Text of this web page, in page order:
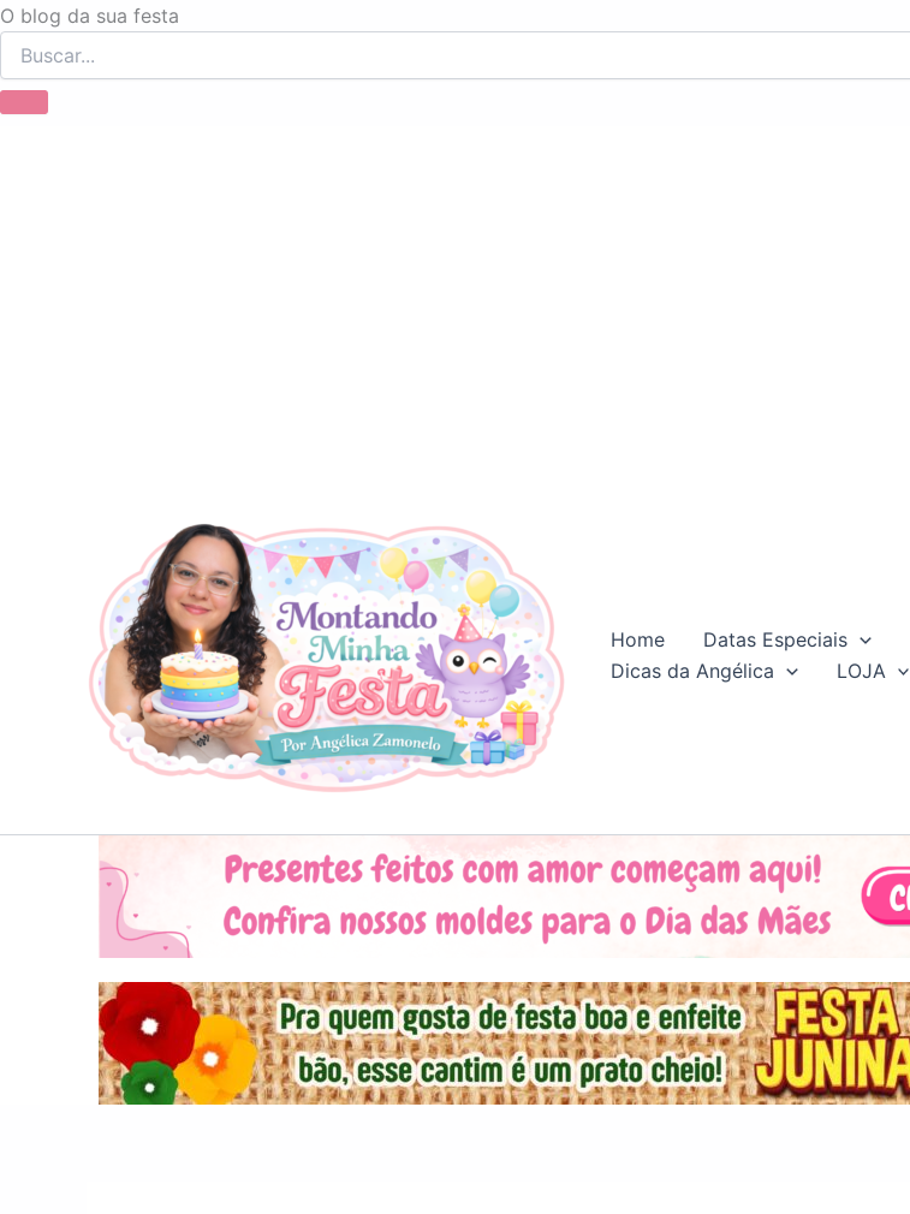
O blog da sua festa
Ir
para
o
conteúdo
Home Datas Especiais
Dicas da Angélica
LOJA